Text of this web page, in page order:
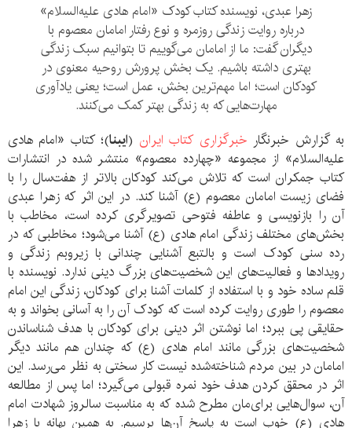
زهرا عبدی، نویسنده کتاب کودک «امام هادی علیه‌السلام»
درباره روایت زندگی روزمره و نوع رفتار امامان معصوم با
دیگران گفت: ما از امامان می‌گوییم تا بتوانیم سبک زندگی
بهتری داشته باشیم. یک بخش پرورش روحیه معنوی در
کودکان است؛ اما مهم‌ترین بخش، عمل است؛ یعنی یادآوری
مهارت‌هایی که به زندگی بهتر کمک می‌کنند.
به گزارش خبرنگار خبرگزاری کتاب ایران (ایبنا)؛ کتاب «امام هادی
علیه‌السلام» از مجموعه «چهارده معصوم» منتشر شده در انتشارات
کتاب جمکران است که تلاش می‌کند کودکان بالاتر از هفت‌سال را با
فضای زیست امامان معصوم (ع) آشنا کند. در این اثر که زهرا عبدی
آن را بازنویسی و عاطفه فتوحی تصویرگری کرده است، مخاطب با
بخش‌های مختلف زندگی امام هادی (ع) آشنا می‌شود؛ مخاطبی که در
رده سنی کودک است و بالتبع آشنایی چندانی با زیروبم زندگی و
رویدادها و فعالیت‌های این شخصیت‌های بزرگ دینی ندارد. نویسنده با
قلم ساده خود و با استفاده از کلمات آشنا برای کودکان، زندگی این امام
معصوم را طوری روایت کرده است که کودک آن را به آسانی بخواند و به
حقایقی پی ببرد؛ اما نوشتن اثر دینی برای کودکان با هدف شناساندن
شخصیت‌های بزرگی مانند امام هادی (ع) که چندان هم مانند دیگر
امامان در بین مردم شناخته‌شده نیست کار سختی به نظر می‌رسد. این
اثر در محقق کردن هدف خود نمره قبولی می‌گیرد؛ اما پس از مطالعه
آن، سوال‌هایی برای‌مان مطرح شده که به مناسبت سالروز شهادت امام
هادی (ع) خوب است به پاسخ آن‌ها برسیم. به همین بهانه با زهرا